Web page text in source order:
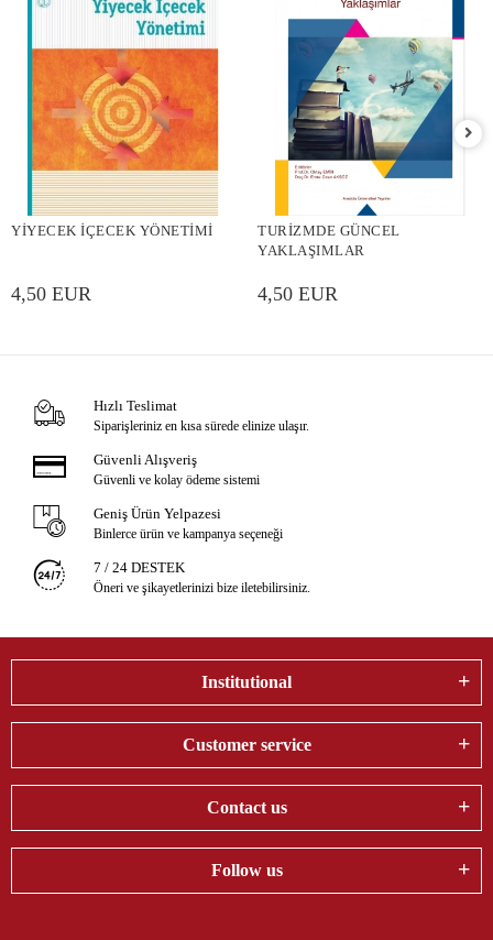
YİYECEK İÇECEK YÖNETİMİ
4,50 EUR
TURİZMDE GÜNCEL
YAKLAŞIMLAR
4,50 EUR
Hızlı Teslimat
Siparişleriniz en kısa sürede elinize ulaşır.
Güvenli Alışveriş
Güvenli ve kolay ödeme sistemi
Geniş Ürün Yelpazesi
Binlerce ürün ve kampanya seçeneği
7 / 24 DESTEK
Öneri ve şikayetlerinizi bize iletebilirsiniz.
Institutional
Customer service
Contact us
Follow us